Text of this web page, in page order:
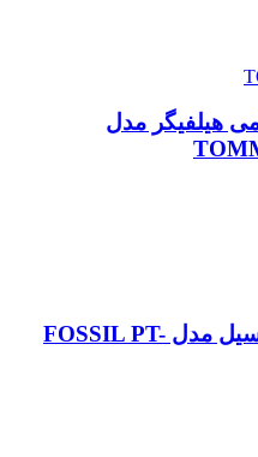
هیلفیگر مدل
ساعت مچی مردانه اتومات فسیل مدل FOSSIL PT-